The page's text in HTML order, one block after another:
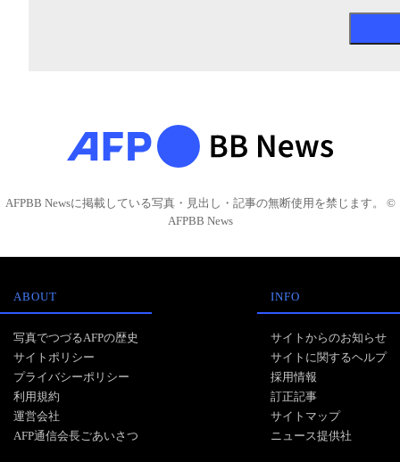
AFPBB Newsに掲載している写真・見出し・記事の無断使用を禁じます。 ©
AFPBB News
ABOUT
写真でつづるAFPの歴史
サイトポリシー
プライバシーポリシー
利用規約
運営会社
AFP通信会長ごあいさつ
INFO
サイトからのお知らせ
サイトに関するヘルプ
採用情報
訂正記事
サイトマップ
ニュース提供社